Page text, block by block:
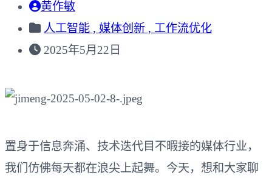
黄作敏
人工智能 , 媒体创新 , 工作流优化
2025年5月22日
置身于信息奔涌、技术迭代目不暇接的媒体行业，
我们仿佛每天都在浪尖上起舞。今天，想和大家聊